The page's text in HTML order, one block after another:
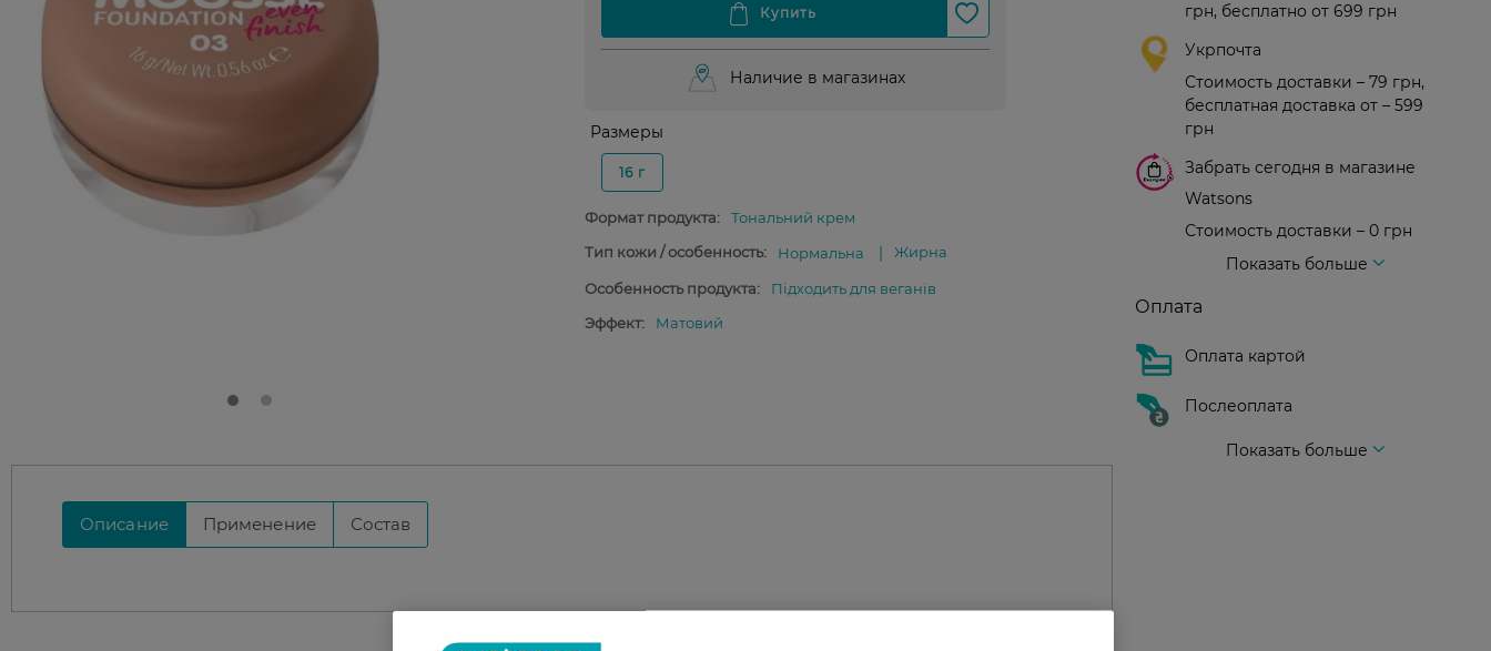
Наличие в магазинах
Размеры
16 г
Формат продукта:
Тональний крем
Тип кожи / особенность:
Нормальна Жирна
Особенность продукта:
Підходить для веганів
Эффект:
Матовий
Описание Применение Состав
грн, бесплатно от 699 грн
Укрпочта
Стоимость доставки – 79 грн,
бесплатная доставка от – 599
грн
Забрать сегодня в магазине
Watsons
Стоимость доставки – 0 грн
Показать больше
Оплата
Оплата картой
Послеоплата
Показать больше